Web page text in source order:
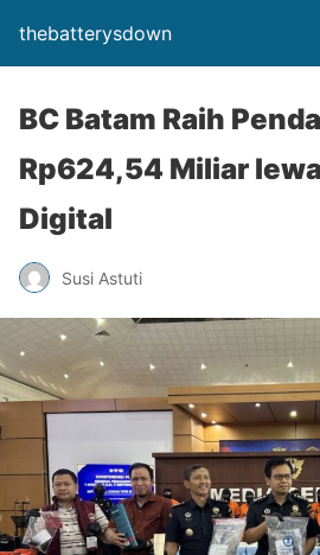
thebatterysdown
BC Batam Raih
Rp624,54 Miliar
Digital
Susi Astuti